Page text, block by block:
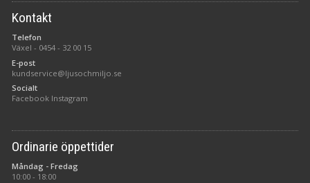
Kontakt
Telefon
Växel - 0454 - 32 00 15
E-post
kundservice@ljusochmiljo.se
Socialt
Facebook Instagram
Ordinarie öppettider
Måndag - Fredag
10:00 - 18:00